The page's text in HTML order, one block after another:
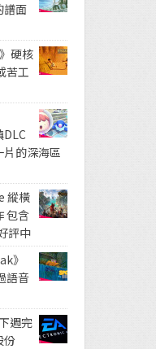
譜面
硬核
苦工
的深海區
縱橫
包含
評中
》
語音
週完
份